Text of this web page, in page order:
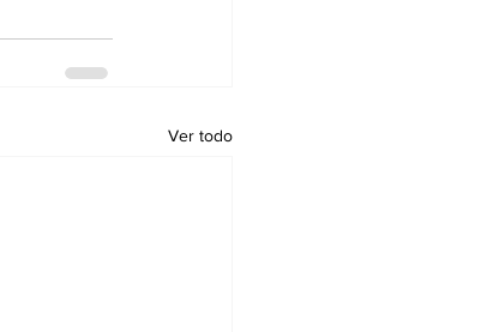
Ver todo